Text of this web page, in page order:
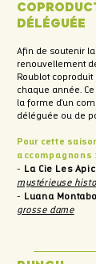
déléguée
Afin de soutenir
renouvellement
Roublot
chaque année.
la forme d'un
déléguée ou de
Pour cette
accompagnons :
- La Cie Les
mystérieuse
- Luana
grosse dame